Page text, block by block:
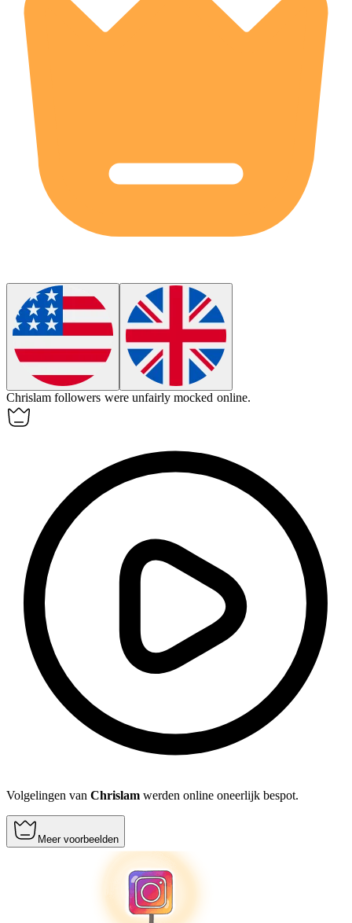
Chrislam followers were unfairly mocked online.
Volgelingen van Chrislam werden online oneerlijk bespot.
Meer voorbeelden